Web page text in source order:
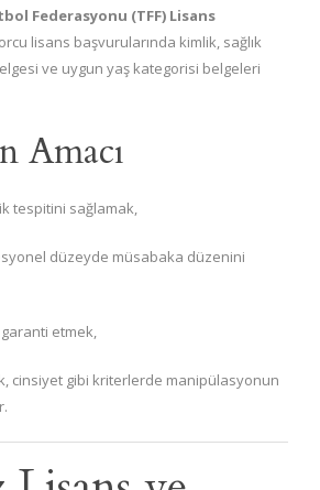
Federasyonu (TFF) Lisans
lisans başvurularında kimlik, sağlık
ve uygun yaş kategorisi belgeleri
Amacı
tespitini sağlamak,
düzeyde müsabaka düzenini
etmek,
cinsiyet gibi kriterlerde manipülasyonun